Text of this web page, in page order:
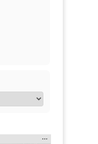
Mostrar
…